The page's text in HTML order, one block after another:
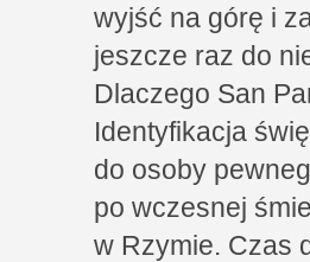
wyjść na górę i
jeszcze raz do
Dlaczego San
Identyfikacja
do osoby
po wczesnej
w Rzymie. Czas